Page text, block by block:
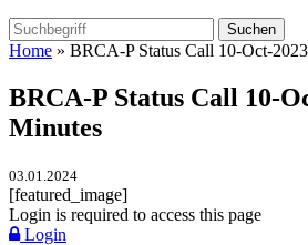
Home » BRCA-P Status Call 10-Oct-
BRCA-P Status Call 10-
Minutes
03.01.2024
[featured_image]
Login is required to access this page
Login